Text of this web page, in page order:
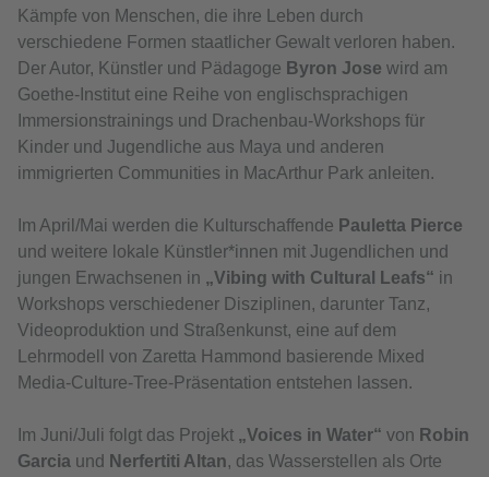
Kämpfe von Menschen, die ihre Leben durch
verschiedene Formen staatlicher Gewalt verloren haben.
Der Autor, Künstler und Pädagoge Byron Jose wird am
Goethe-Institut eine Reihe von englischsprachigen
Immersionstrainings und Drachenbau-Workshops für
Kinder und Jugendliche aus Maya und anderen
immigrierten Communities in MacArthur Park anleiten.
Im April/Mai werden die Kulturschaffende Pauletta Pierce
und weitere lokale Künstler*innen mit Jugendlichen und
jungen Erwachsenen in „Vibing with Cultural Leafs“ in
Workshops verschiedener Disziplinen, darunter Tanz,
Videoproduktion und Straßenkunst, eine auf dem
Lehrmodell von Zaretta Hammond basierende Mixed
Media-Culture-Tree-Präsentation entstehen lassen.
Im Juni/Juli folgt das Projekt „Voices in Water“ von Robin
Garcia und Nerfertiti Altan, das Wasserstellen als Orte